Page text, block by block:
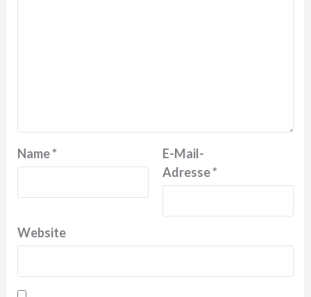
Name*
E-Mail-
Adresse*
Website